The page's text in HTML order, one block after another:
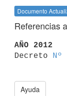
Documento
Referencias
AÑO 2012
Decreto
Nº
Ayuda